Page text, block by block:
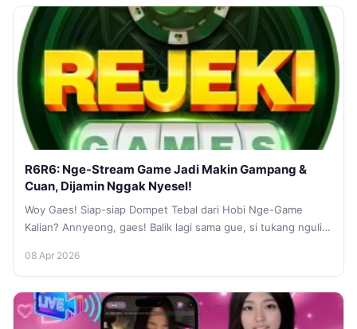
R6R6: Nge-Stream Game Jadi Makin Gampang &
Cuan, Dijamin Nggak Nyesel!
Woy Gaes! Siap-siap Dompet Tebal dari Hobi Nge-Game
Kalian? Annyeong, gaes! Balik lagi sama gue, si tukang ngulik
08 Apr 2026